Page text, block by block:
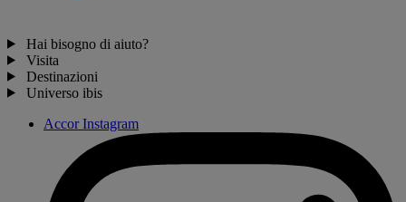
Hai bisogno di aiuto?
Visita
Destinazioni
Universo ibis
Accor Instagram